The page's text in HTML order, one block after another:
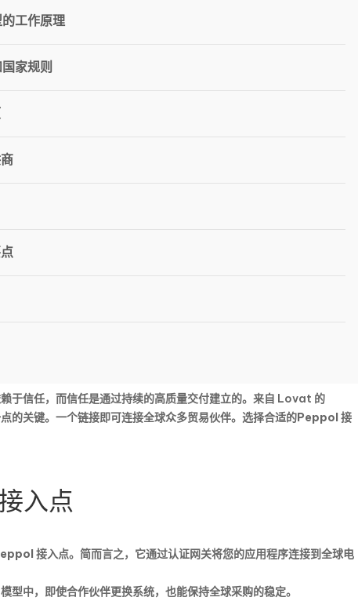
工作原理
家规则
于信任，而信任是通过持续的高质量交付建立的。来自 Lovat 的
的关键。一个链接即可连接全球众多贸易伙伴。选择合适的Peppol 接
入点
接入点。简而言之，它通过认证网关将您的应用程序连接到全球电
型中，即使合作伙伴更换系统，也能保持全球采购的稳定。